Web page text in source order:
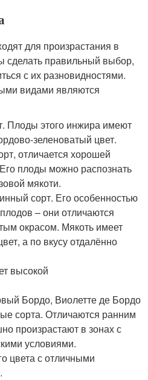
для произрастания в
сделать правильный выбор,
с их разновидностями.
видами являются
Плоды этого инжира имеют
зеленоватый цвет.
отличается хорошей
плоды можно распознать
мякоти.
сорт. Его особенностью
– они отличаются
окрасом. Мякоть имеет
а по вкусу отдалённо
высокой
Бордо, Виолетте де Бордо
сорта. Отличаются ранним
произрастают в зонах с
условиями.
цвета с отличными